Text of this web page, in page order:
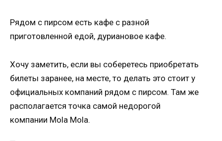
Рядом с пирсом есть кафе с разной
приготовленной едой, дуриановое кафе.
Хочу заметить, если вы соберетесь приобретать
билеты заранее, на месте, то делать это стоит у
официальных компаний рядом с пирсом. Там же
располагается точка самой недорогой
компании Mola Mola.